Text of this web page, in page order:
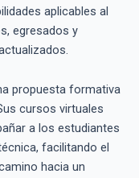
aplicables al
egresados y
propuesta formativa
cursos virtuales
a los estudiantes
facilitando el
hacia un